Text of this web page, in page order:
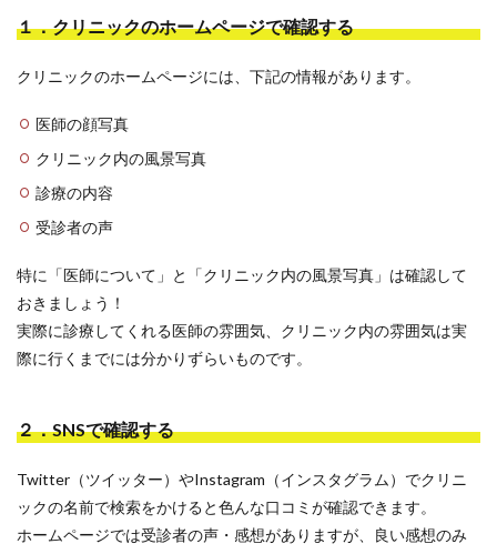
１．クリニックのホームページで確認する
クリニックのホームページには、下記の情報があります。
医師の顔写真
クリニック内の風景写真
診療の内容
受診者の声
特に「医師について」と「クリニック内の風景写真」は確認して
おきましょう！
実際に診療してくれる医師の雰囲気、クリニック内の雰囲気は実
際に行くまでには分かりずらいものです。
２．SNSで確認する
Twitter（ツイッター）やInstagram（インスタグラム）でクリニ
ックの名前で検索をかけると色んな口コミが確認できます。
ホームページでは受診者の声・感想がありますが、良い感想のみ